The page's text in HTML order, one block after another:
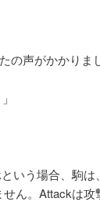
の声がかかりま
いう場合、駒
ん。Attackは